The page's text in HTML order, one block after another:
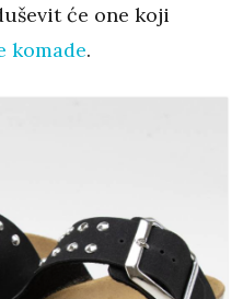
će one koji
komade.